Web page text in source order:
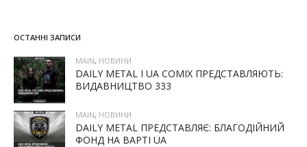
ОСТАННІ ЗАПИСИ
MAIN, НОВИНИ
DAILY METAL І UA COMIX ПРЕДСТАВЛЯЮТЬ:
ВИДАВНИЦТВО 333
MAIN, НОВИНИ
DAILY METAL ПРЕДСТАВЛЯЄ: БЛАГОДІЙНИЙ
ФОНД НА ВАРТІ UA